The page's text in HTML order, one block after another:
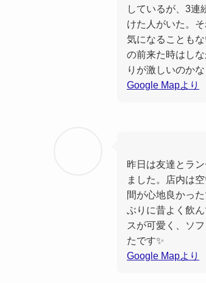
しているが、3連
けた人がいた。
気になることも
の前来た時はし
りが激しいのか
Google Mapより
昨日は友達とラ
ました。店内は
間が心地良かっ
ぶりに昔よく飲
スが可愛く、ソ
たです✨
Google Mapより